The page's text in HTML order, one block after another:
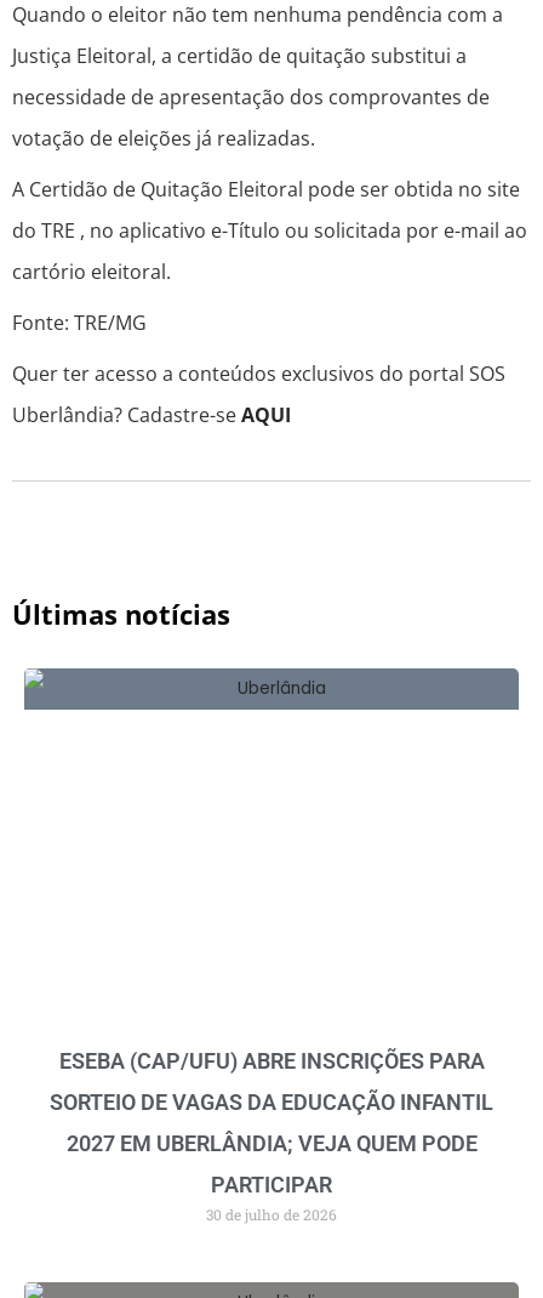
Quando o eleitor não tem nenhuma pendência com a
Justiça Eleitoral, a certidão de quitação substitui a
necessidade de apresentação dos comprovantes de
votação de eleições já realizadas.
A Certidão de Quitação Eleitoral pode ser obtida no site
do TRE , no aplicativo e-Título ou solicitada por e-mail ao
cartório eleitoral.
Fonte: TRE/MG
Quer ter acesso a conteúdos exclusivos do portal SOS
Uberlândia? Cadastre-seAQUI
Últimas notícias
ESEBA (CAP/UFU) ABRE INSCRIÇÕES PARA
SORTEIO DE VAGAS DA EDUCAÇÃO INFANTIL
2027 EM UBERLÂNDIA; VEJA QUEM PODE
PARTICIPAR
30 de julho de 2026